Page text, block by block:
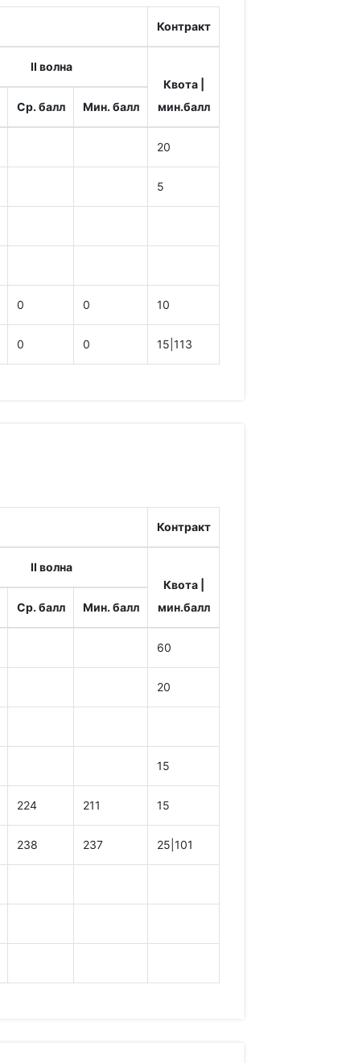
Контракт
II волна
Квота |
мин.балл
Ср. балл Мин. балл
20
5
0 0 10
0 0 15|113
Контракт
II волна
Квота |
мин.балл
Ср. балл Мин. балл
60
20
15
224 211 15
238 237 25|101